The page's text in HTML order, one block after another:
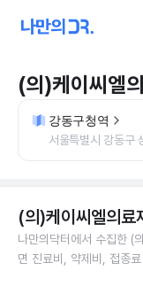
(의)케이씨엘
강동구청역
서울특별시 강동구
(의)케이씨엘의료
나만의닥터에서 수집한 (
면 진료비, 약제비, 접종